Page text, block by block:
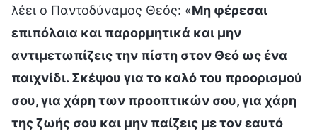
λέει ο Παντοδύναμος Θεός: «Μη φέρεσαι
επιπόλαια και παρορμητικά και μην
αντιμετωπίζεις την πίστη στον Θεό ως ένα
παιχνίδι. Σκέψου για το καλό του προορισμού
σου, για χάρη των προοπτικών σου, για χάρη
της ζωής σου και μην παίζεις με τον εαυτό